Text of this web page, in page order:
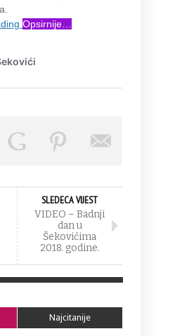
SLEDECA VIJEST
VIDEO – Badnji
dan u
Šekovićima
2018. godine.
Najcitanije